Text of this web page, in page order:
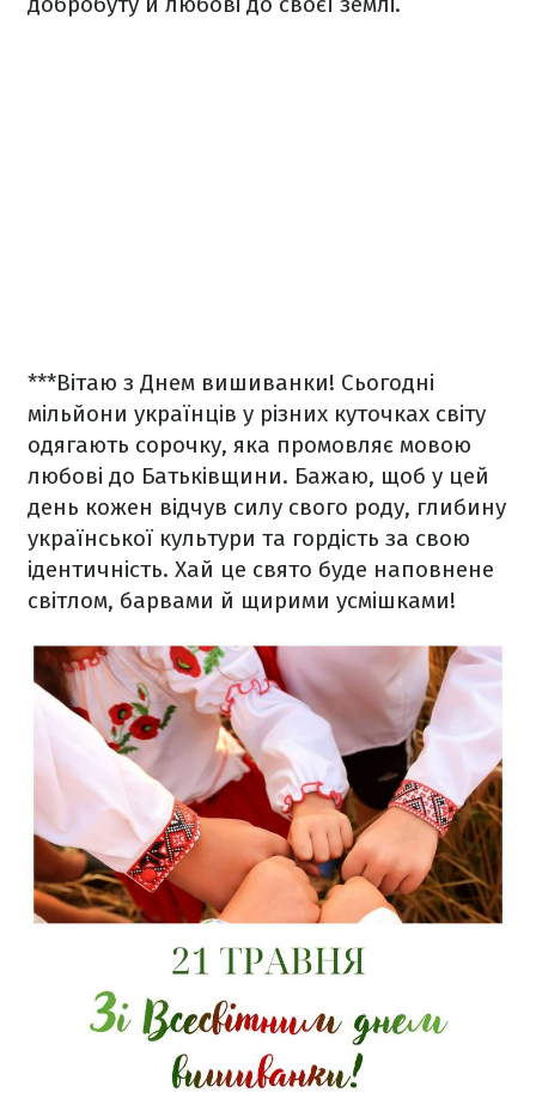
***Вітаю з Днем вишиванки! Сьогодні
мільйони українців у різних куточках світу
одягають сорочку, яка промовляє мовою
любові до Батьківщини. Бажаю, щоб у цей
день кожен відчув силу свого роду, глибину
української культури та гордість за свою
ідентичність. Хай це свято буде наповнене
світлом, барвами й щирими усмішками!